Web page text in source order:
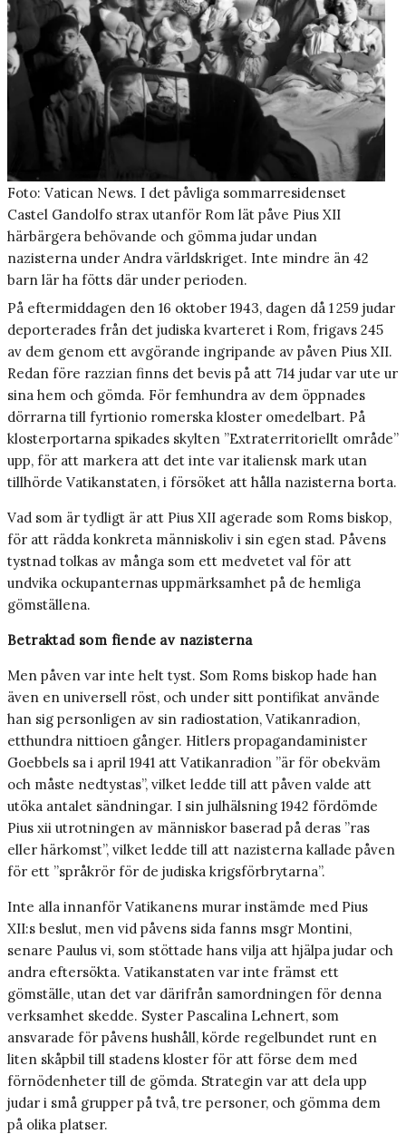
Foto: Vatican News. I det påvliga sommarresidenset
Castel Gandolfo strax utanför Rom lät påve Pius XII
härbärgera behövande och gömma judar undan
nazisterna under Andra världskriget. Inte mindre än 42
barn lär ha fötts där under perioden.
På eftermiddagen den 16 oktober 1943, dagen då 1 259 judar
deporterades från det judiska kvarteret i Rom, frigavs 245
av dem genom ett avgörande ingripande av påven Pius XII.
Redan före razzian finns det bevis på att 714 judar var ute ur
sina hem och gömda. För femhundra av dem öppnades
dörrarna till fyrtionio romerska kloster omedelbart. På
klosterportarna spikades skylten ”Extraterritoriellt område”
upp, för att markera att det inte var italiensk mark utan
tillhörde Vatikanstaten, i försöket att hålla nazisterna borta.
Vad som är tydligt är att Pius XII agerade som Roms biskop,
för att rädda konkreta människoliv i sin egen stad. Påvens
tystnad tolkas av många som ett medvetet val för att
undvika ockupanternas uppmärksamhet på de hemliga
gömställena.
Betraktad som fiende av nazisterna
Men påven var inte helt tyst. Som Roms biskop hade han
även en universell röst, och under sitt pontifikat använde
han sig personligen av sin radiostation, Vatikanradion,
etthundra nittioen gånger. Hitlers propagandaminister
Goebbels sa i april 1941 att Vatikanradion ”är för obekväm
och måste nedtystas”, vilket ledde till att påven valde att
utöka antalet sändningar. I sin julhälsning 1942 fördömde
Pius xii utrotningen av människor baserad på deras ”ras
eller härkomst”, vilket ledde till att nazisterna kallade påven
för ett ”språkrör för de judiska krigsförbrytarna”.
Inte alla innanför Vatikanens murar instämde med Pius
XII:s beslut, men vid påvens sida fanns msgr Montini,
senare Paulus vi, som stöttade hans vilja att hjälpa judar och
andra eftersökta. Vatikanstaten var inte främst ett
gömställe, utan det var därifrån samordningen för denna
verksamhet skedde. Syster Pascalina Lehnert, som
ansvarade för påvens hushåll, körde regelbundet runt en
liten skåpbil till stadens kloster för att förse dem med
förnödenheter till de gömda. Strategin var att dela upp
judar i små grupper på två, tre personer, och gömma dem
på olika platser.